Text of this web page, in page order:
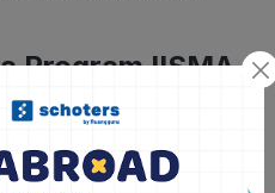
Program IISMA
menyediakan beasiswa yang
kelancaran studi dan